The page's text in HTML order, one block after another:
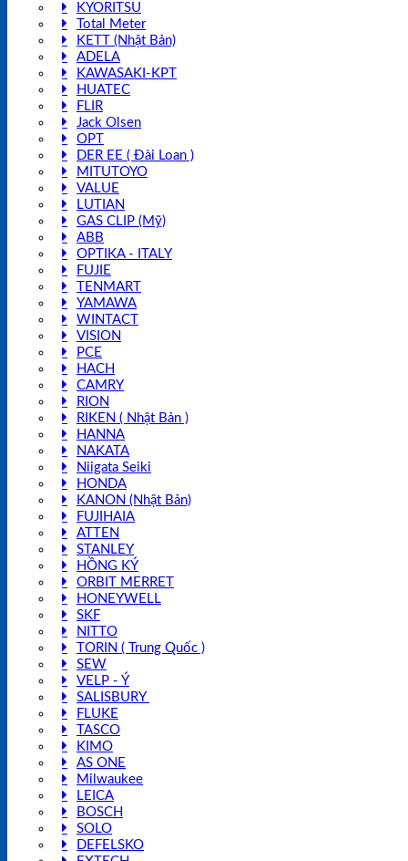
KYORITSU
Total Meter
KETT (Nhật Bản)
ADELA
KAWASAKI-KPT
HUATEC
FLIR
Jack Olsen
OPT
DER EE ( Đài Loan )
MITUTOYO
VALUE
LUTIAN
GAS CLIP (Mỹ)
ABB
OPTIKA - ITALY
FUJIE
TENMART
YAMAWA
WINTACT
VISION
PCE
HACH
CAMRY
RION
RIKEN ( Nhật Bản )
HANNA
NAKATA
Niigata Seiki
HONDA
KANON (Nhật Bản)
FUJIHAIA
ATTEN
STANLEY
HỒNG KÝ
ORBIT MERRET
HONEYWELL
SKF
NITTO
TORIN ( Trung Quốc )
SEW
VELP - Ý
SALISBURY
FLUKE
TASCO
KIMO
AS ONE
Milwaukee
LEICA
BOSCH
SOLO
DEFELSKO